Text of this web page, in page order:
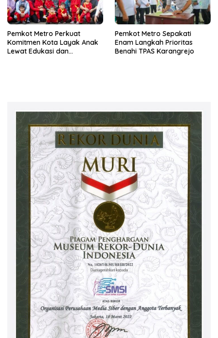
Pemkot Metro Perkuat
Komitmen Kota Layak Anak
Lewat Edukasi dan
Pemkot Metro Sepakati
Enam Langkah Prioritas
Benahi TPAS Karangrejo